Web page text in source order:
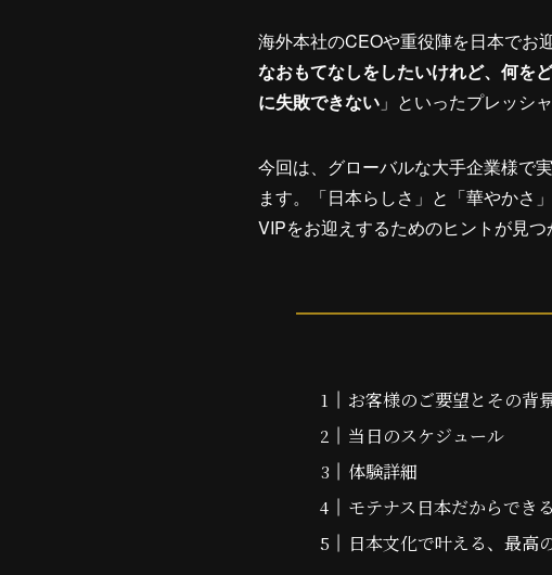
海外本社のCEOや重役陣を日本でお
なおもてなしをしたいけれど、何を
に失敗できない 」といったプレッシ
今回は、グローバルな大手企業様で
ます。「日本らしさ」と「華やかさ
VIPをお迎えするためのヒントが見つ
お客様のご要望とその背
当日のスケジュール
体験詳細
モテナス日本だからでき
日本文化で叶える、最高